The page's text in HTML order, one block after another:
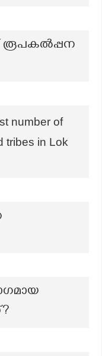
രൂപകൽപ്പന
number of
tribes in Lok